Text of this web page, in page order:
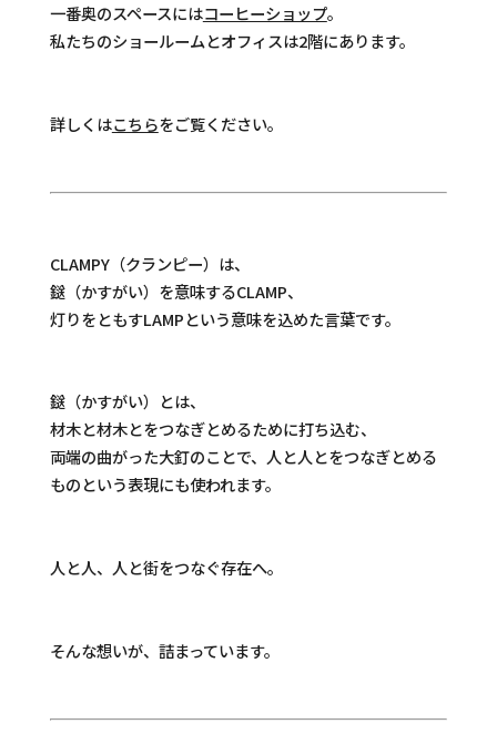
一番奥のスペースにはコーヒーショップ。
私たちのショールームとオフィスは2階にあります。
詳しくはこちらをご覧ください。
CLAMPY（クランピー）は、
鎹（かすがい）を意味するCLAMP、
灯りをともすLAMPという意味を込めた言葉です。
鎹（かすがい）とは、
材木と材木とをつなぎとめるために打ち込む、
両端の曲がった大釘のことで、人と人とをつなぎとめる
ものという表現にも使われます。
人と人、人と街をつなぐ存在へ。
そんな想いが、詰まっています。